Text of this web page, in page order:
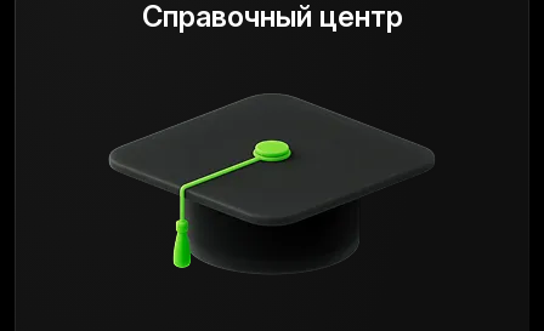
Справочный центр